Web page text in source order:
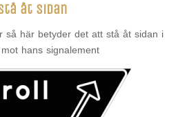
åt sidan
så här betyder det att stå åt sidan i
hans signalement